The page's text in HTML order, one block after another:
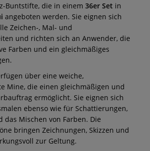
Buntstifte, die in einem 36er Set in
angeboten werden. Sie eignen sich
Zeichen-, Mal- und
und richten sich an Anwender, die
Farben und ein gleichmäßiges
über eine weiche,
Mine, die einen gleichmäßigen und
ermöglicht. Sie eignen sich
ebenso wie für Schattierungen,
das Mischen von Farben. Die
bringen Zeichnungen, Skizzen und
zur Geltung.